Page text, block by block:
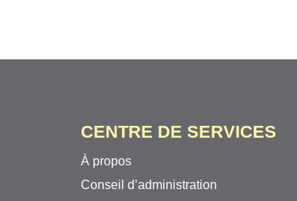
CENTRE DE SERVICES
À propos
Conseil d’administration